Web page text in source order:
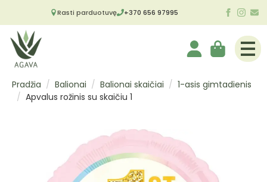
Rasti parduotuvę +370 656 97995
Pradžia Balionai Balionai skaičiai
1-asis gimtadienis
Apvalus rožinis su skaičiu 1